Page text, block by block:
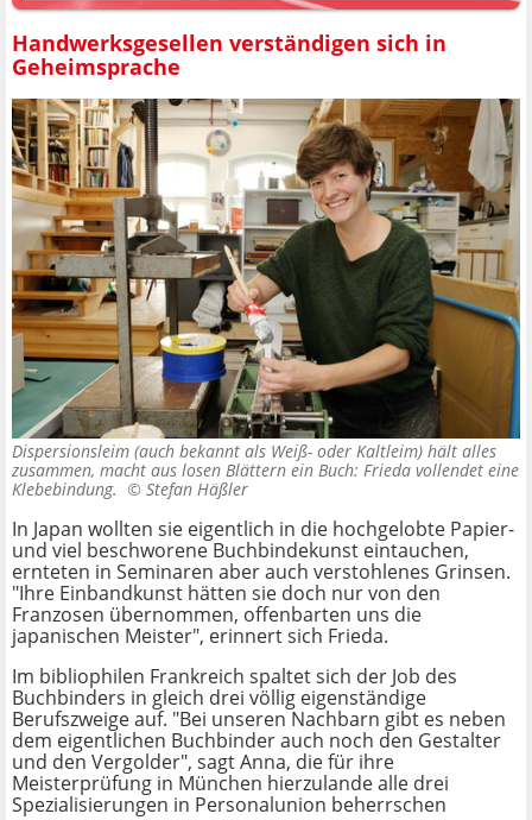
Handwerksgesellen verständigen sich in
Geheimsprache
Dispersionsleim (auch bekannt als Weiß- oder Kaltleim) hält alles
zusammen, macht aus losen Blättern ein Buch: Frieda vollendet eine
Klebebindung. © Stefan Häßler
In Japan wollten sie eigentlich in die hochgelobte Papier-
und viel beschworene Buchbindekunst eintauchen,
ernteten in Seminaren aber auch verstohlenes Grinsen.
"Ihre Einbandkunst hätten sie doch nur von den
Franzosen übernommen, offenbarten uns die
japanischen Meister", erinnert sich Frieda.
Im bibliophilen Frankreich spaltet sich der Job des
Buchbinders in gleich drei völlig eigenständige
Berufszweige auf. "Bei unseren Nachbarn gibt es neben
dem eigentlichen Buchbinder auch noch den Gestalter
und den Vergolder", sagt Anna, die für ihre
Meisterprüfung in München hierzulande alle drei
Spezialisierungen in Personalunion beherrschen